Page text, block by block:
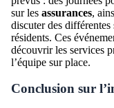
sur les assurances,
discuter des différentes
résidents. Ces
découvrir les services
l’équipe sur place.
Conclusion sur